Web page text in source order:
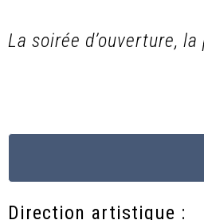
La soirée d’ouverture,
Direction artistique :